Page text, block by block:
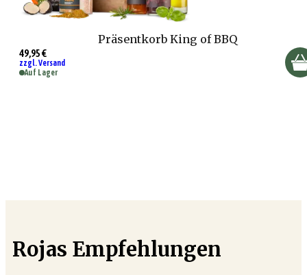
Präsentkorb King of BBQ
49,95 €
zzgl. Versand
Auf Lager
Rojas Empfehlungen